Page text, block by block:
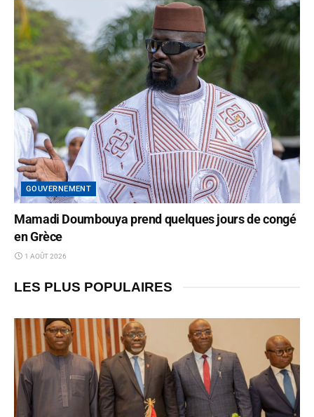
GOUVERNEMENT
Mamadi Doumbouya prend quelques jours de congé
en Grèce
1 AOÛT 2026
LES PLUS POPULAIRES